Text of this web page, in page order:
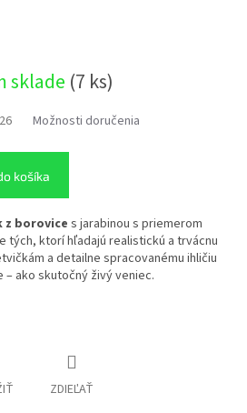
sklade (7 ks)
Možnosti doručenia
košíka
z borovices jarabinou s priemerom
tých, ktorí hľadajú realistickú a trvácnu
a detailne spracovanému ihličiu
ako skutočný živý veniec.
ZDIEĽAŤ